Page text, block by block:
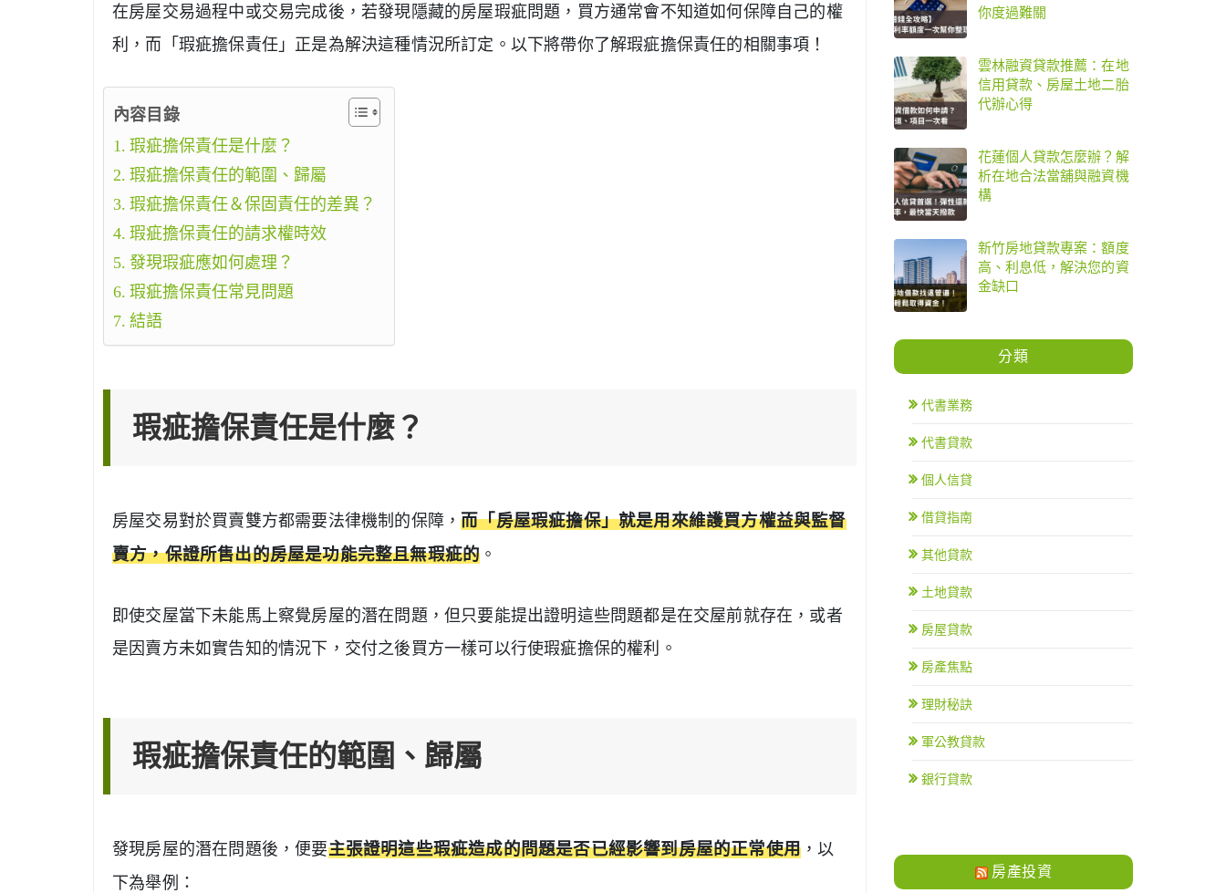
在房屋交易過程中或交易完成後，若發現隱藏的房屋瑕疵問題，買方通常會不知道如何保障自己的權
利，而「瑕疵擔保責任」正是為解決這種情況所訂定。以下將帶你了解瑕疵擔保責任的相關事項！
內容目錄
瑕疵擔保責任是什麼？
瑕疵擔保責任的範圍、歸屬
瑕疵擔保責任＆保固責任的差異？
瑕疵擔保責任的請求權時效
發現瑕疵應如何處理？
瑕疵擔保責任常見問題
結語
瑕疵擔保責任是什麼？
房屋交易對於買賣雙方都需要法律機制的保障，而「房屋瑕疵擔保」就是用來維護買方權益與監督
賣方，保證所售出的房屋是功能完整且無瑕疵的 。
即使交屋當下未能馬上察覺房屋的潛在問題，但只要能提出證明這些問題都是在交屋前就存在，或者
是因賣方未如實告知的情況下，交付之後買方一樣可以行使瑕疵擔保的權利。
瑕疵擔保責任的範圍、歸屬
發現房屋的潛在問題後，便要主張證明這些瑕疵造成的問題是否已經影響到房屋的正常使用 ，以
下為舉例：
你度過難關
雲林融資貸款推薦：在地
信用貸款、房屋土地二胎
代辦心得
花蓮個人貸款怎麼辦？解
析在地合法當舖與融資機
構
新竹房地貸款專案：額度
高、利息低，解決您的資
金缺口
分類
代書業務
代書貸款
個人信貸
借貸指南
其他貸款
土地貸款
房屋貸款
房產焦點
理財秘訣
軍公教貸款
銀行貸款
房產投資